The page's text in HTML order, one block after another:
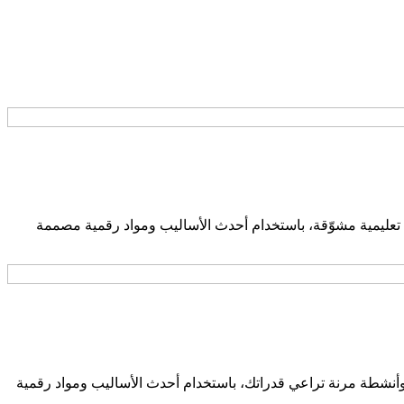
تعليمية مشوّقة، باستخدام أحدث الأساليب ومواد رقمية مصممة
مرنة تراعي قدراتك، باستخدام أحدث الأساليب ومواد رقمية